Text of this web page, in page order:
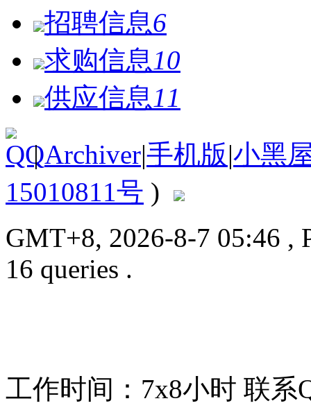
招聘信息6
求购信息 10
供应信息 11
| Archiver|手机版|小黑
15010811号 )
GMT+8, 2026-8-7 05:46 ,
16 queries .
工作时间：7x8小时 联系